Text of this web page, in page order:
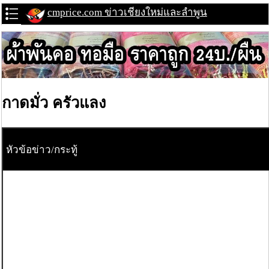
cmprice.com ข่าวเชียงใหม่และลำพูน
กาดมั่ว ครัวแลง
หัวข้อข่าว/กระทู้